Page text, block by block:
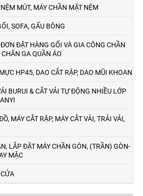
MÚT, MÁY CHẦN MẶT NỆM
SOFA, GẤU BÔNG
ĐẶT HÀNG GỐI VÀ GIA CÔNG CHẦN
GA QUẦN ÁO
HP45, DAO CẮT RẬP, DAO MŨI KHOAN
BURUI & CẮT VẢI TỰ ĐỘNG NHIỀU LỚP
MÁY CẮT RẬP, MÁY CẮT VẢI, TRẢI VẢI,
LẮP ĐẶT MÁY CHẦN GÒN, (TRẦN) GÒN-
MẶC
Máy máy cuộn vải tự động canh biên
trong ngành may mặc